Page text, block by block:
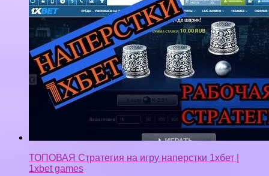
ТОПОВАЯ Стратегия на игру наперстки 1хбет |
1xbet games